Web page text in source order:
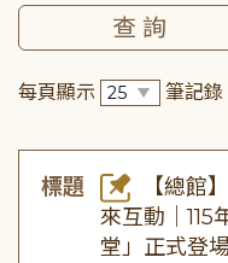
每頁顯示 筆記錄
標題
【總館
來互動｜115
堂」正式登場